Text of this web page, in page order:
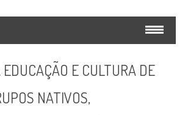
E CULTURA DE
NATIVOS,